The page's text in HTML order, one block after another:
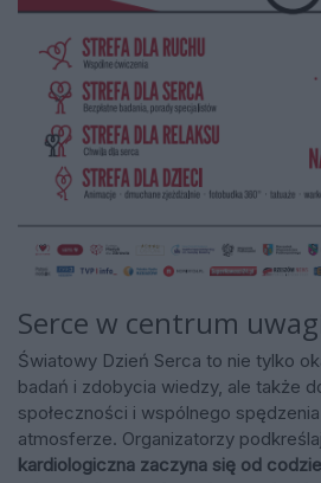
Serce w centrum
Światowy Dzień Serca to nie tylko
badań i zdobycia wiedzy, ale także
społeczności i wspólnego
atmosferze. Organizatorzy
kardiologiczna zaczyna się od